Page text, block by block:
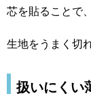
芯を貼ることで
生地をうまく切
扱いにくい